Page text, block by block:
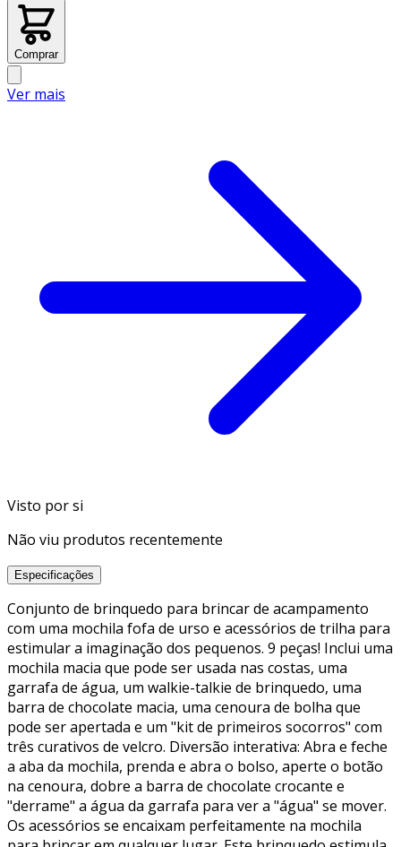
Comprar
Ver mais
Visto por si
Não viu produtos recentemente
Especificações
Conjunto de brinquedo para brincar de acampamento
com uma mochila fofa de urso e acessórios de trilha para
estimular a imaginação dos pequenos. 9 peças! Inclui uma
mochila macia que pode ser usada nas costas, uma
garrafa de água, um walkie-talkie de brinquedo, uma
barra de chocolate macia, uma cenoura de bolha que
pode ser apertada e um "kit de primeiros socorros" com
três curativos de velcro. Diversão interativa: Abra e feche
a aba da mochila, prenda e abra o bolso, aperte o botão
na cenoura, dobre a barra de chocolate crocante e
"derrame" a água da garrafa para ver a "água" se mover.
Os acessórios se encaixam perfeitamente na mochila